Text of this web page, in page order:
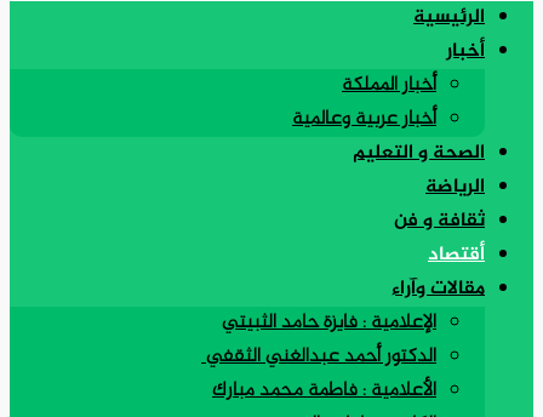
الرئيسية
أخبار
أخبار المملكة
أخبار عربية وعالمية
الصحة و التعليم
الرياضة
ثقافة و فن
أقتصاد
مقالات وآراء
الإعلامية : فايزة حامد الثبيتي
الدكتور أحمد عبدالغني الثقفي
الأعلامية : فاطمة محمد مبارك